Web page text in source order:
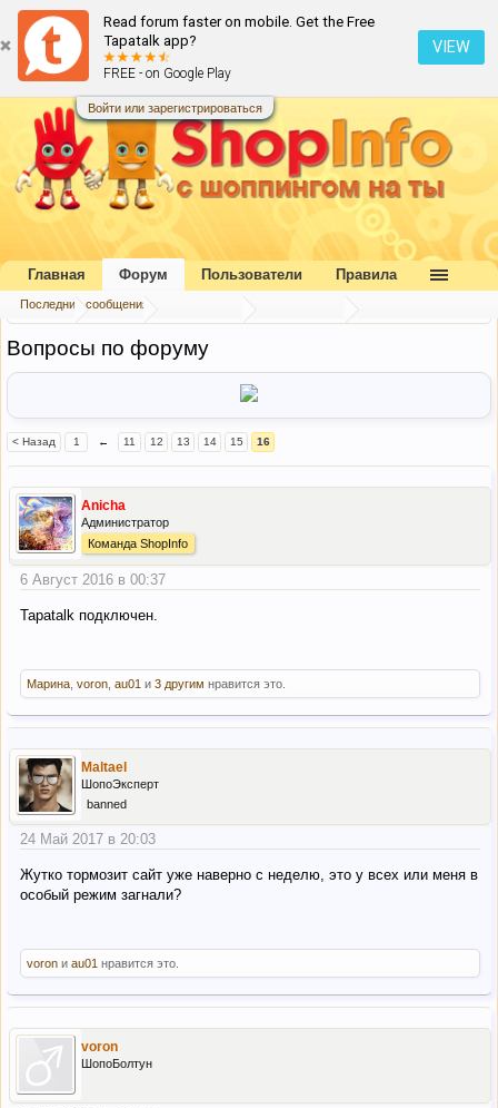
Read forum faster on mobile. Get the Free
Tapatalk app?
FREE - on Google Play
VIEW
Войти или зарегистрироваться
Главная Форум
Вопросы по форуму
< Назад 1 ← 11 12 13 14 15 16
Anicha
Администратор
Команда ShopInfo
6 Август 2016 в 00:37
Tapatalk подключен.
Марина voron au01 и 3 другим нравится это.
Maltael
ШопоЭксперт
banned
24 Май 2017 в 20:03
Жутко тормозит сайт уже наверно с неделю, это у всех или меня в
особый режим загнали?
voron и au01 нравится это.
voron
ШопоБолтун
Главная Форум
Последние сообщения
Пользователи Правила